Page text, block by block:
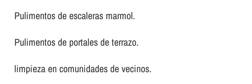
Pulimentos de escaleras marmol.
Pulimentos de portales de terrazo.
limpieza en comunidades de vecinos.